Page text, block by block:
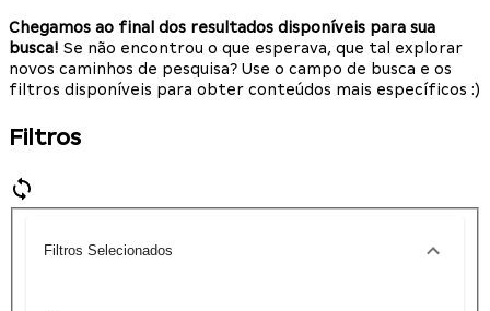
Chegamos ao final dos resultados disponíveis para sua
busca! Se não encontrou o que esperava, que tal explorar
novos caminhos de pesquisa? Use o campo de busca e os
filtros disponíveis para obter conteúdos mais específicos :)
Filtros
Filtros Selecionados